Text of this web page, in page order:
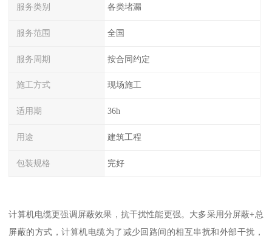
服务类别 各类堵漏
服务范围 全国
服务周期 按合同约定
施工方式 现场施工
适用期 36h
用途 建筑工程
包装规格 完好
计算机电缆更强调屏蔽效果，抗干扰性能更强。大多采用分屏蔽+总
屏蔽的方式，计算机电缆为了减少回路间的相互串扰和外部干扰，